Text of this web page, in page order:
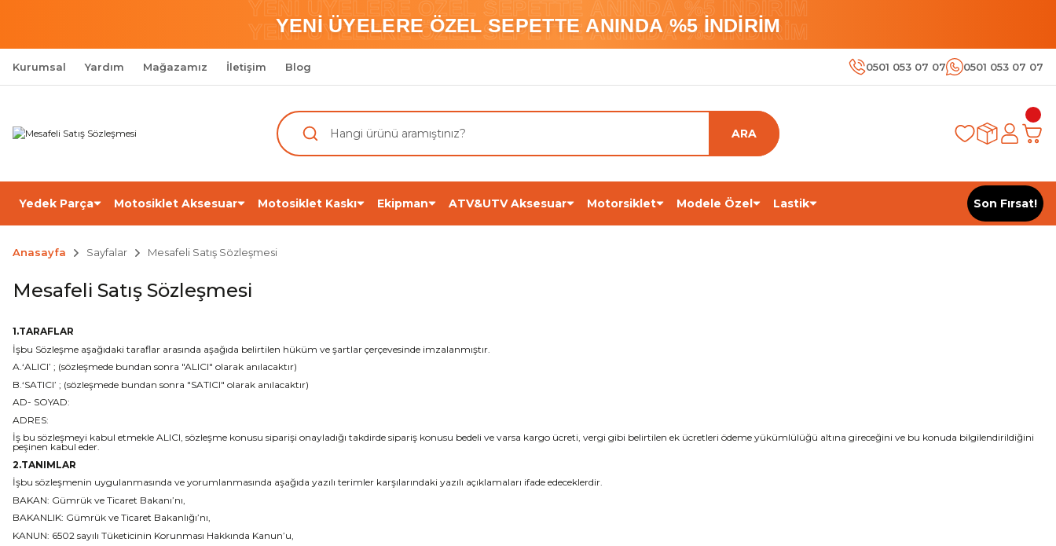
YENİ ÜYELERE ÖZEL SEPETTE ANINDA %5 İNDİRİM
YENİ ÜYELERE ÖZEL SEPETTE ANINDA %5 İNDİRİM
YENİ ÜYELERE ÖZEL SEPETTE ANINDA %5 İNDİRİM
Kurumsal Yardım Mağazamız İletişim Blog 0501 053 07 07 0501 053 07 07
ARA
Yedek Parça Motosiklet Aksesuar Motosiklet Kaskı Ekipman ATV&UTV Aksesuar Motorsiklet Modele Özel Lastik Son Fırsat!
Anasayfa Sayfalar Mesafeli Satış Sözleşmesi
Mesafeli Satış Sözleşmesi
1.TARAFLAR
İşbu Sözleşme aşağıdaki taraflar arasında aşağıda belirtilen hüküm ve şartlar çerçevesinde imzalanmıştır.
A.‘ALICI’ ; (sözleşmede bundan sonra "ALICI" olarak anılacaktır)
B.‘SATICI’ ; (sözleşmede bundan sonra "SATICI" olarak anılacaktır)
AD- SOYAD:
ADRES:
İş bu sözleşmeyi kabul etmekle ALICI, sözleşme konusu siparişi onayladığı takdirde sipariş konusu bedeli ve varsa kargo ücreti, vergi gibi belirtilen ek ücretleri ödeme yükümlülüğü altına gireceğini ve bu konuda bilgilendirildiğini
peşinen kabul eder.
2.TANIMLAR
İşbu sözleşmenin uygulanmasında ve yorumlanmasında aşağıda yazılı terimler karşılarındaki yazılı açıklamaları ifade edeceklerdir.
BAKAN: Gümrük ve Ticaret Bakanı’nı,
BAKANLIK: Gümrük ve Ticaret Bakanlığı’nı,
KANUN: 6502 sayılı Tüketicinin Korunması Hakkında Kanun’u,